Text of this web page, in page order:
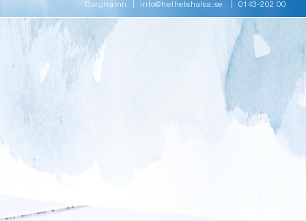
Borghamn | info@helhetshalsa.se | 0143-202 00